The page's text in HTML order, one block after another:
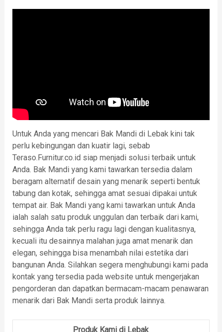
Untuk Anda yang mencari Bak Mandi di Lebak kini tak
perlu kebingungan dan kuatir lagi, sebab
Teraso.Furnitur.co.id siap menjadi solusi terbaik untuk
Anda. Bak Mandi yang kami tawarkan tersedia dalam
beragam alternatif desain yang menarik seperti bentuk
tabung dan kotak, sehingga amat sesuai dipakai untuk
tempat air. Bak Mandi yang kami tawarkan untuk Anda
ialah salah satu produk unggulan dan terbaik dari kami,
sehingga Anda tak perlu ragu lagi dengan kualitasnya,
kecuali itu desainnya malahan juga amat menarik dan
elegan, sehingga bisa menambah nilai estetika dari
bangunan Anda. Silahkan segera menghubungi kami pada
kontak yang tersedia pada website untuk mengerjakan
pengorderan dan dapatkan bermacam-macam penawaran
menarik dari Bak Mandi serta produk lainnya.
Produk Kami di Lebak